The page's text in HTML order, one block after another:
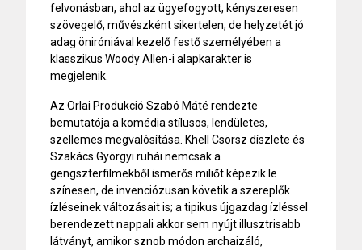
felvonásban, ahol az ügyefogyott, kényszeresen
szövegelő, művészként sikertelen, de helyzetét jó
adag öniróniával kezelő festő személyében a
klasszikus Woody Allen-i alapkarakter is
megjelenik.
Az Orlai Produkció Szabó Máté rendezte
bemutatója a komédia stílusos, lendületes,
szellemes megvalósítása. Khell Csörsz díszlete és
Szakács Györgyi ruhái nemcsak a
gengszterfilmekből ismerős miliőt képezik le
színesen, de invenciózusan követik a szereplők
ízléseinek változásait is; a tipikus újgazdag ízléssel
berendezett nappali akkor sem nyújt illusztrisabb
látványt, amikor sznob módon archaizáló,